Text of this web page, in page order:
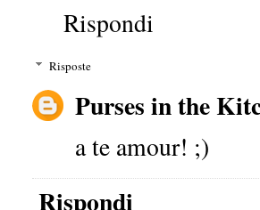
Rispondi
Risposte
Purses in the
a te amour! ;)
Rispondi